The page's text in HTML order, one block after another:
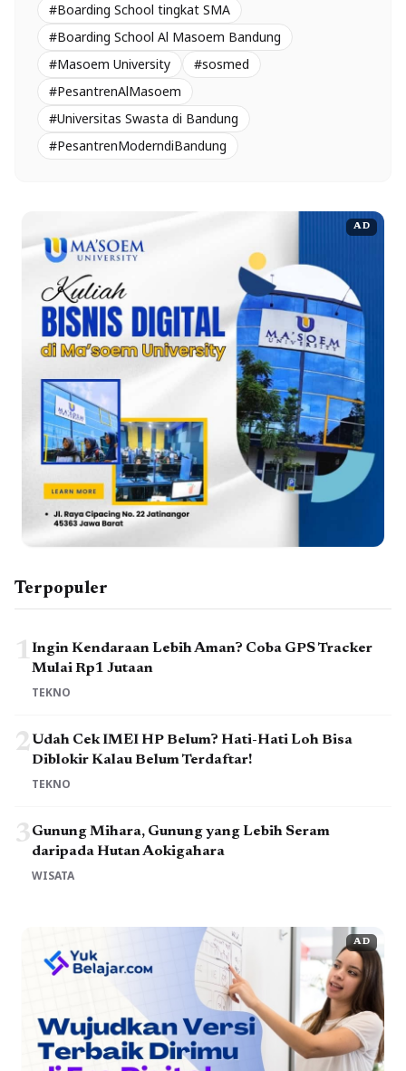
#Boarding School tingkat SMA
#Boarding School Al Masoem Bandung
#Masoem University
#sosmed
#PesantrenAlMasoem
#Universitas Swasta di Bandung
#PesantrenModerndiBandung
AD
Terpopuler
1Ingin Kendaraan Lebih Aman? Coba GPS Tracker
Mulai Rp1 Jutaan
TEKNO
2Udah Cek IMEI HP Belum? Hati-Hati Loh Bisa
Diblokir Kalau Belum Terdaftar!
TEKNO
3Gunung Mihara, Gunung yang Lebih Seram
daripada Hutan Aokigahara
WISATA
AD